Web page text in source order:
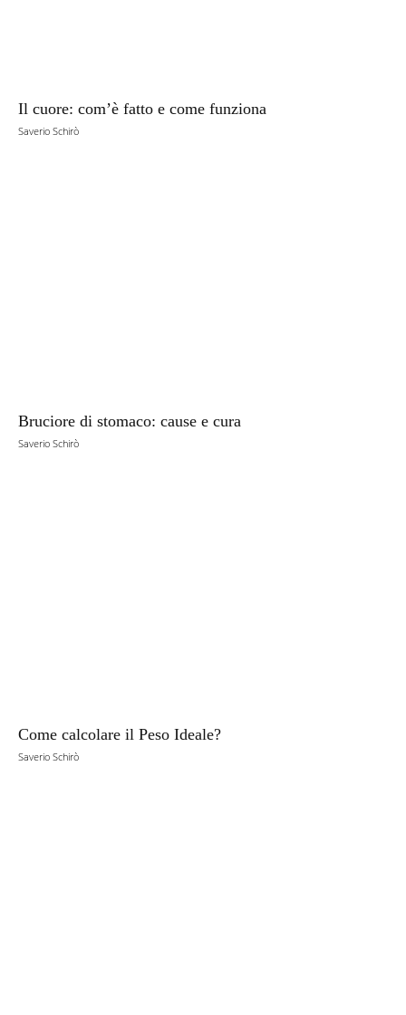
Il cuore: com’è fatto e come funziona
Saverio Schirò
Bruciore di stomaco: cause e cura
Saverio Schirò
Come calcolare il Peso Ideale?
Saverio Schirò